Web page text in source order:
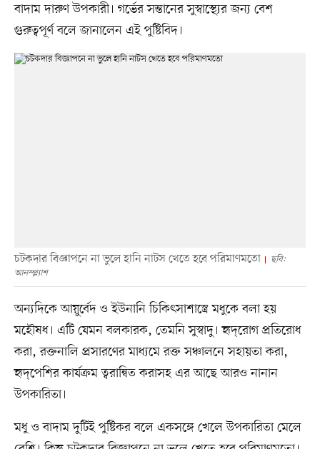
বাদাম দারুণ উপকারী। গর্ভের সন্তানের সুস্বাস্থ্যের জন্য বেশ
গুরুত্বপূর্ণ বলে জানালেন এই পুষ্টিবিদ।
চটকদার বিজ্ঞাপনে না ভুলে হানি নাটস খেতে হবে পরিমাণমতো
ছবি:
আনস্প্ল্যাশ
অন্যদিকে আয়ুর্বেদ ও ইউনানি চিকিৎসাশাস্ত্রে মধুকে বলা হয়
মহৌষধ। এটি যেমন বলকারক, তেমনি সুস্বাদু। হৃদ্‌রোগ প্রতিরোধ
করা, রক্তনালি প্রসারণের মাধ্যমে রক্ত সঞ্চালনে সহায়তা করা,
হৃদ্‌পেশির কার্যক্রম ত্বরান্বিত করাসহ এর আছে আরও নানান
উপকারিতা।
মধু ও বাদাম দুটিই পুষ্টিকর বলে একসঙ্গে খেলে উপকারিতা মেলে